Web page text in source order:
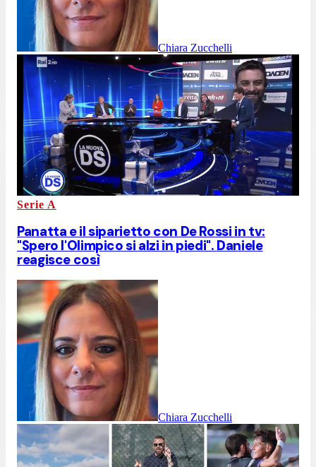
Chiara Zucchelli
Serie A
Panatta e il siparietto con De Rossi in tv:
"Spero l'Olimpico si alzi in piedi". Daniele
reagisce così
Chiara Zucchelli